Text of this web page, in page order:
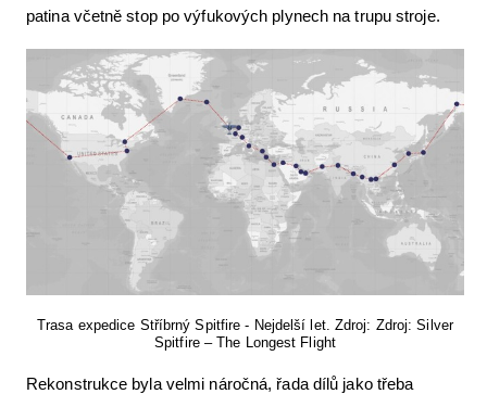
patina včetně stop po výfukových plynech na trupu stroje.
Trasa expedice Stříbrný Spitfire - Nejdelší let. Zdroj: Zdroj: Silver
Spitfire – The Longest Flight
Rekonstrukce byla velmi náročná, řada dílů jako třeba